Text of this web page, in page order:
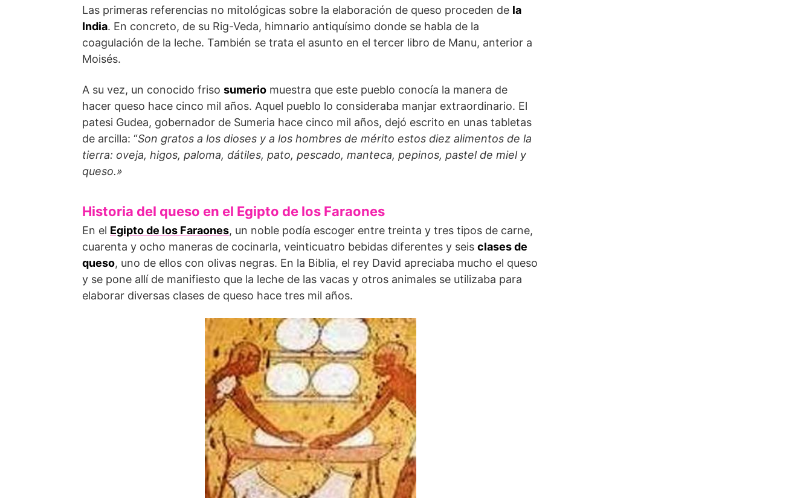
Las primeras referencias no mitológicas sobre la elaboración de queso proceden de la
India. En concreto, de su Rig-Veda, himnario antiquísimo donde se habla de la
coagulación de la leche. También se trata el asunto en el tercer libro de Manu, anterior a
Moisés.
A su vez, un conocido friso sumerio muestra que este pueblo conocía la manera de
hacer queso hace cinco mil años. Aquel pueblo lo consideraba manjar extraordinario. El
patesi Gudea, gobernador de Sumeria hace cinco mil años, dejó escrito en unas tabletas
de arcilla: “Son gratos a los dioses y a los hombres de mérito estos diez alimentos de la
tierra: oveja, higos, paloma, dátiles, pato, pescado, manteca, pepinos, pastel de miel y
queso.»
Historia del queso en el Egipto de los Faraones
En el Egipto de los Faraones, un noble podía escoger entre treinta y tres tipos de carne,
cuarenta y ocho maneras de cocinarla, veinticuatro bebidas diferentes y seis clases de
queso, uno de ellos con olivas negras. En la Biblia, el rey David apreciaba mucho el queso
y se pone allí de manifiesto que la leche de las vacas y otros animales se utilizaba para
elaborar diversas clases de queso hace tres mil años.